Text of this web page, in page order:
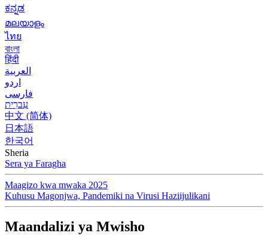
ಕನ್ನಡ
മലയാളം
ไทย
বাংলা
हिंदी
العربية
اردو
فارسی
עִברִית
中文 (简体)
日本語
한국어
Sheria
Sera ya Faragha
Maagizo kwa mwaka 2025
Kuhusu Magonjwa, Pandemiki na Virusi Haziijulikani
Maandalizi ya Mwisho